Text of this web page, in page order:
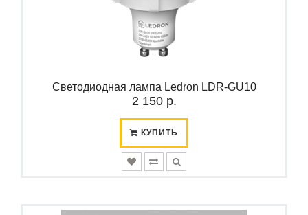
Светодиодная лампа Ledron LDR-GU10
2 150 р.
КУПИТЬ